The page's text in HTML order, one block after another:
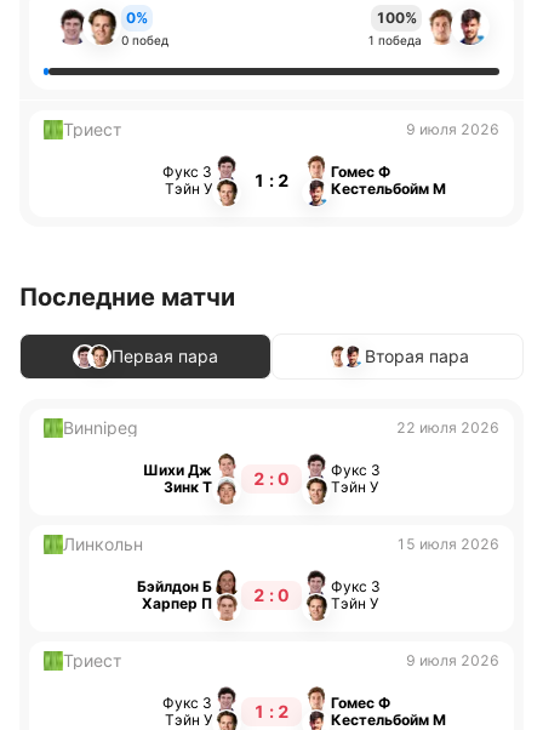
0%
0 побед
100%
1 победа
Триест 9 июля 2026
Фукс З
Тэйн У
1 : 2
Гомес Ф
Кестельбойм М
Последние матчи
Первая пара Вторая пара
Винnipeg 22 июля 2026
Шихи Дж
Зинк Т
2 : 0
Фукс З
Тэйн У
Линкольн 15 июля 2026
Бэйлдон Б
Харпер П
2 : 0
Фукс З
Тэйн У
Триест 9 июля 2026
Фукс З
Тэйн У
1 : 2
Гомес Ф
Кестельбойм М